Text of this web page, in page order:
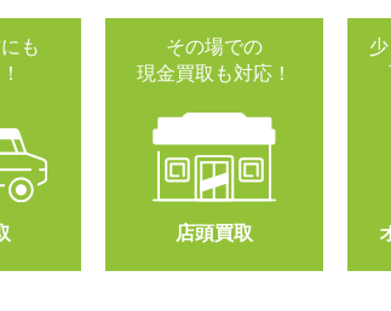
も
その場での
現金買取も対応！
店頭買取